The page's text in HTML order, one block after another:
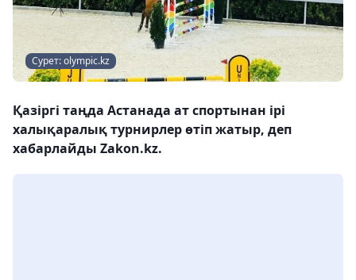
Сурет: olympic.kz
Қазіргі таңда Астанада ат спортынан ірі
халықаралық турнирлер өтіп жатыр, деп
хабарлайды Zakon.kz.